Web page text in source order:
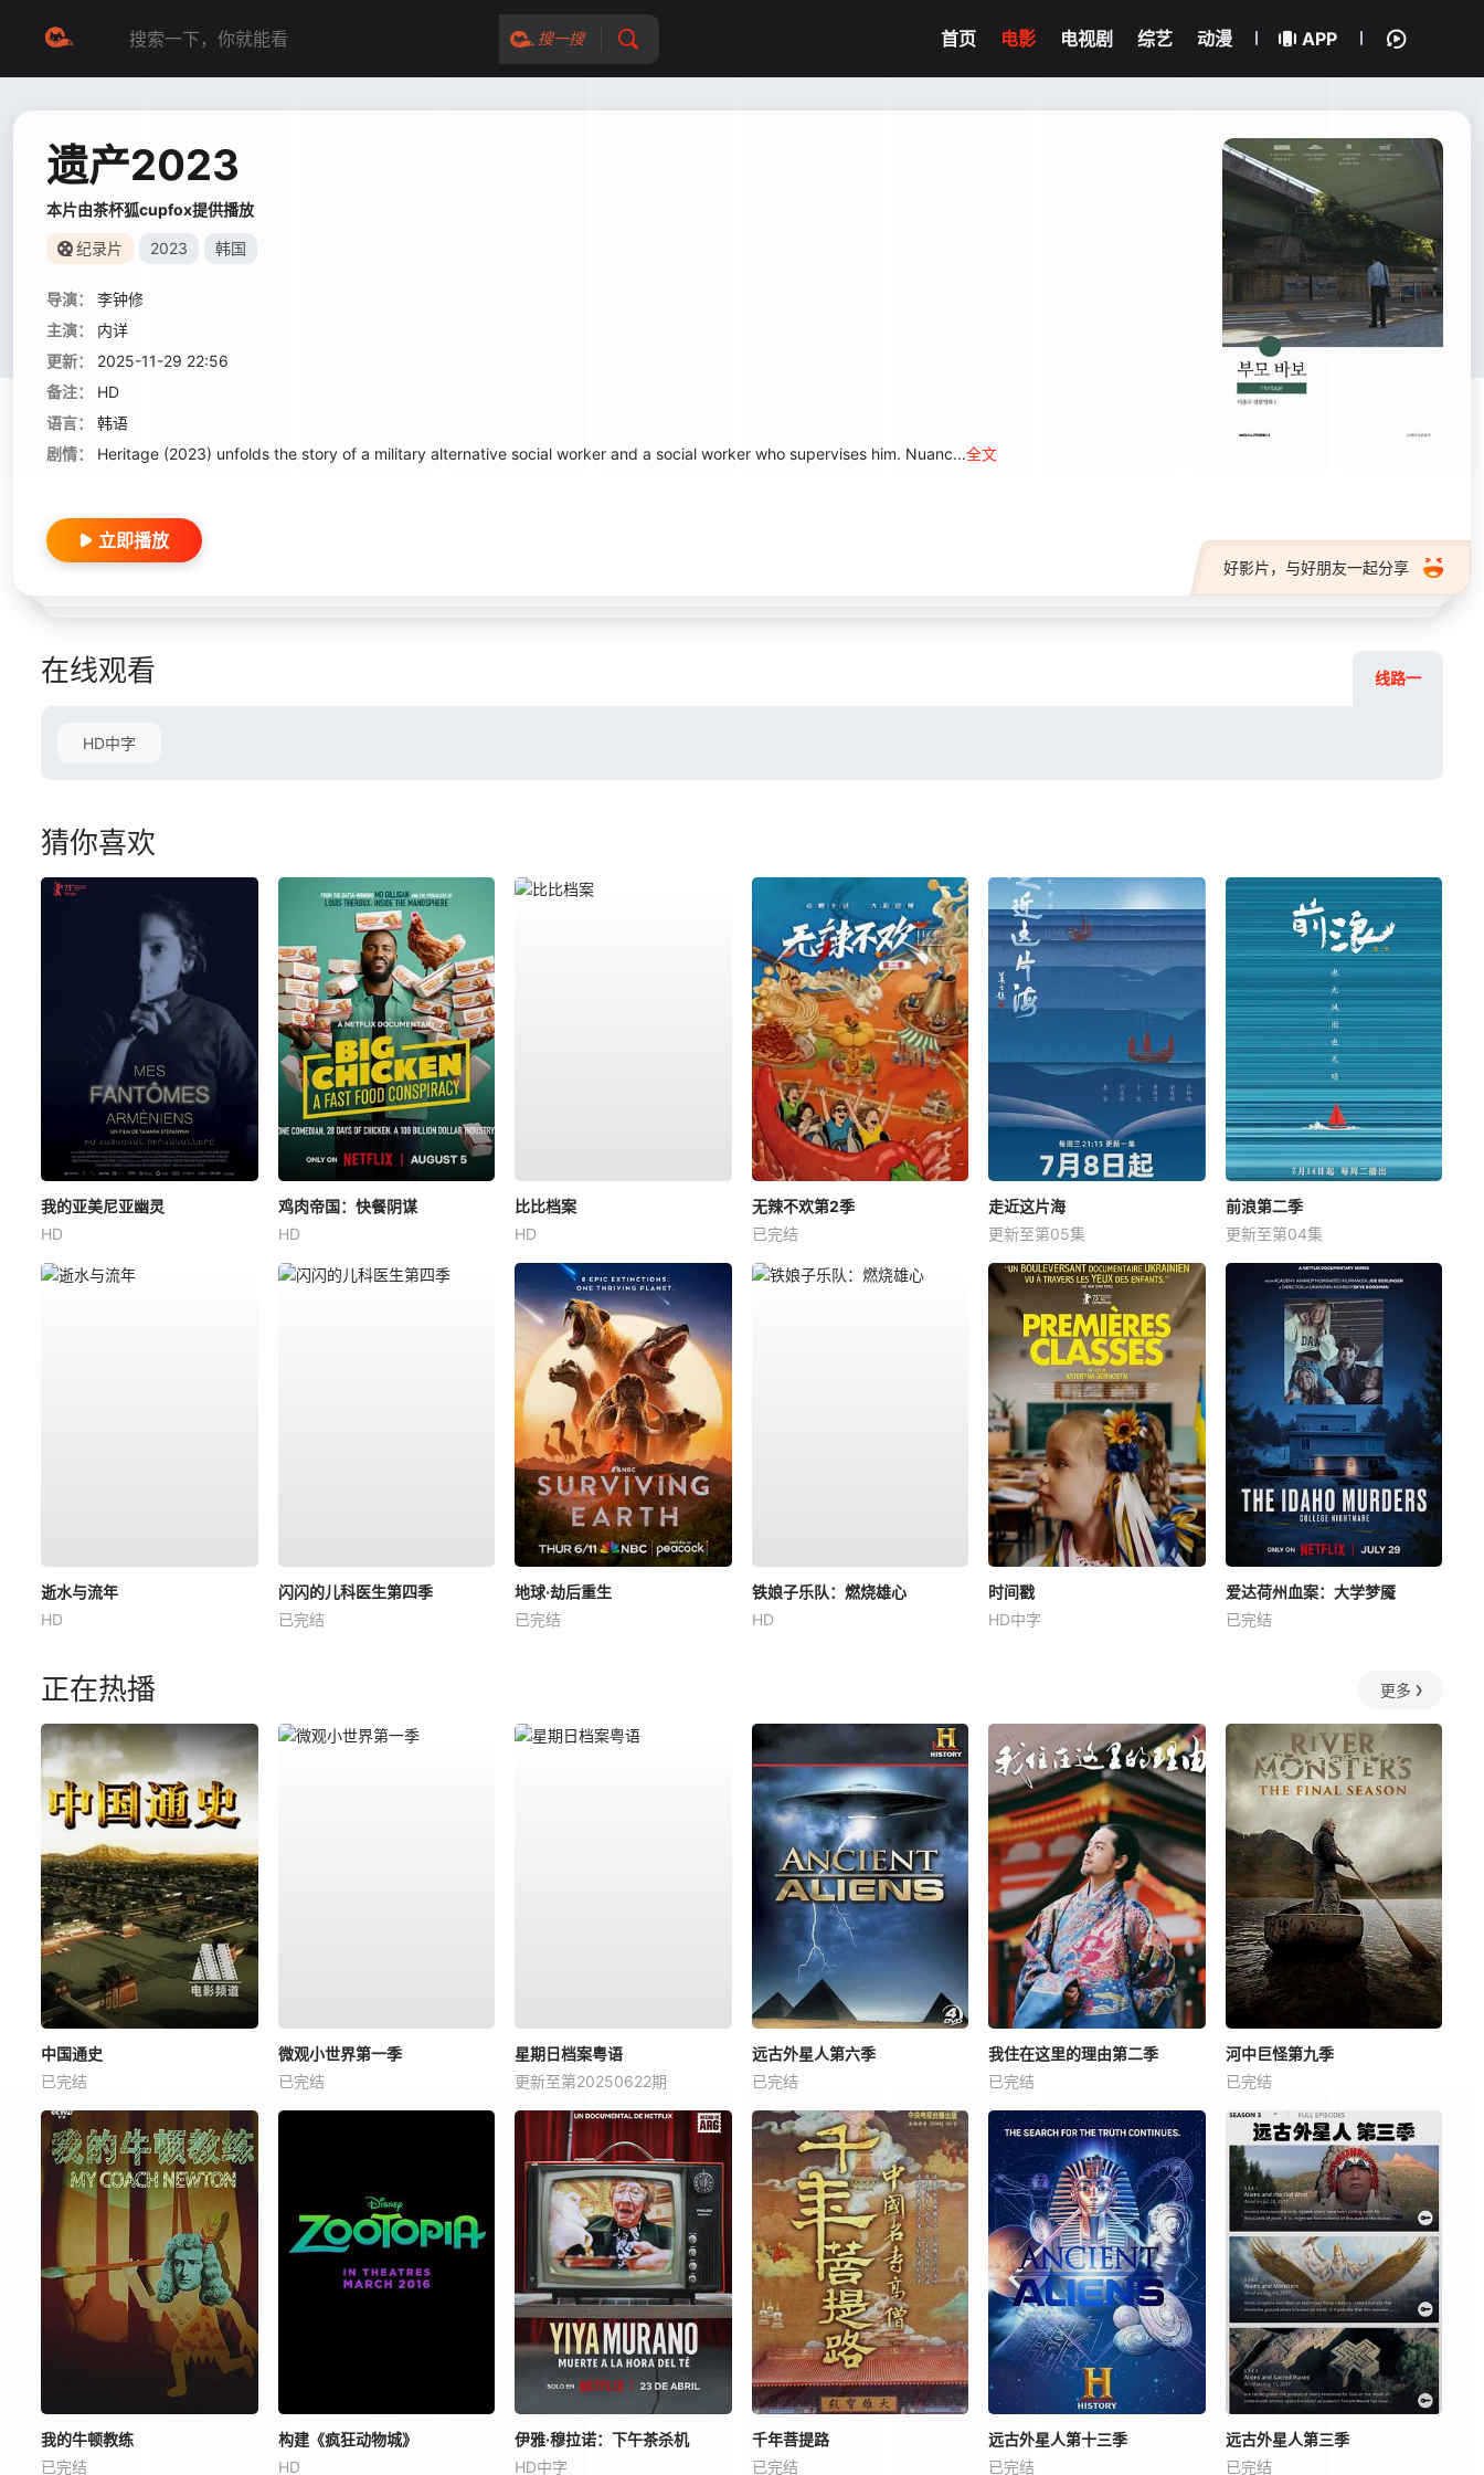
搜一搜 首页 电影 电视剧 综艺 动漫 APP
遗产2023
本片由茶杯狐cupfox提供播放
纪录片 2023 韩国
导演：
李钟修
主演：
内详
更新：
2025-11-29 22:56
备注：
HD
语言：
韩语
剧情：
Heritage (2023) unfolds the story of a military alternative social worker and a social worker who supervises him. Nuanc...全文
好影片，与好朋友一起分享
立即播放
在线观看 线路一
HD中字
猜你喜欢
我的亚美尼亚幽灵
HD
鸡肉帝国：快餐阴谋
HD
比比档案
HD
无辣不欢第2季
已完结
走近这片海
更新至第05集
前浪第二季
更新至第04集
逝水与流年
HD
闪闪的儿科医生第四季
已完结
地球·劫后重生
已完结
铁娘子乐队：燃烧雄心
HD
时间戳
HD中字
爱达荷州血案：大学梦魇
已完结
正在热播 更多
中国通史
已完结
微观小世界第一季
已完结
星期日档案粤语
更新至第20250622期
远古外星人第六季
已完结
我住在这里的理由第二季
已完结
河中巨怪第九季
已完结
我的牛顿教练
已完结
构建《疯狂动物城》
HD
伊雅·穆拉诺：下午茶杀机
HD中字
千年菩提路
已完结
远古外星人第十三季
已完结
远古外星人第三季
已完结